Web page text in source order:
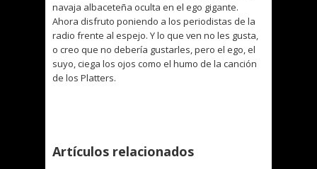
navaja albaceteña oculta en el ego gigante.
Ahora disfruto poniendo a los periodistas de la
radio frente al espejo. Y lo que ven no les gusta,
o creo que no debería gustarles, pero el ego, el
suyo, ciega los ojos como el humo de la canción
de los Platters.
Artículos relacionados